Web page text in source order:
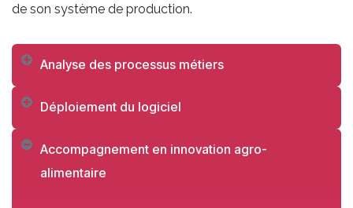
de son système de production.
Analyse des processus métiers
Déploiement du logiciel
Accompagnement en innovation agro-
alimentaire